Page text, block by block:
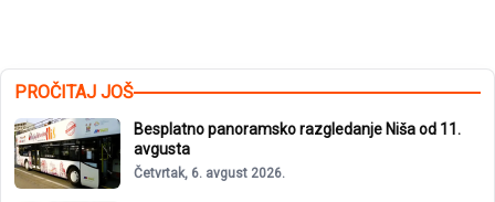
PROČITAJ JOŠ
Besplatno panoramsko razgledanje Niša od 11.
avgusta
Četvrtak, 6. avgust 2026.